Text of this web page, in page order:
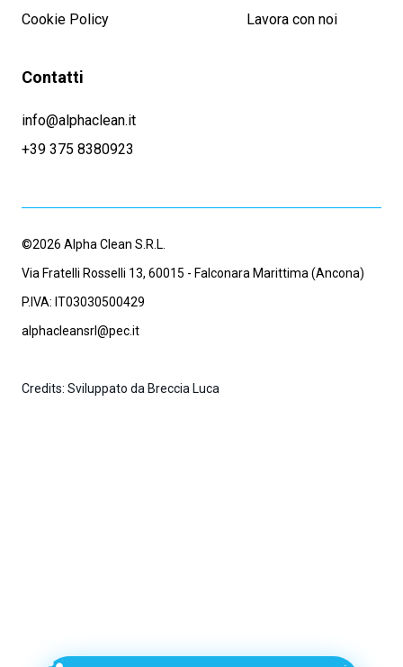
Cookie Policy
Lavora con noi
Contatti
info@alphaclean.it
+39 375 8380923
©2026 Alpha Clean S.R.L.
Via Fratelli Rosselli 13, 60015 - Falconara Marittima (Ancona)
P.IVA: IT03030500429
alphacleansrl@pec.it
Credits: Sviluppato da Breccia Luca